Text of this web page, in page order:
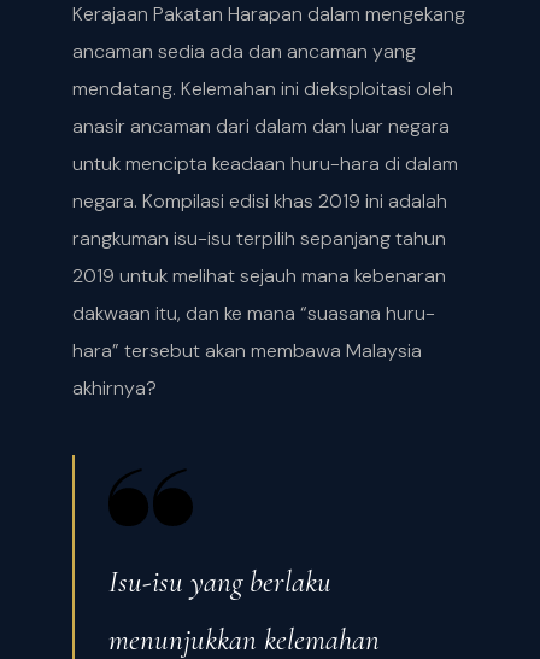
Kerajaan Pakatan Harapan dalam mengekang
ancaman sedia ada dan ancaman yang
mendatang. Kelemahan ini dieksploitasi oleh
anasir ancaman dari dalam dan luar negara
untuk mencipta keadaan huru-hara di dalam
negara. Kompilasi edisi khas 2019 ini adalah
rangkuman isu-isu terpilih sepanjang tahun
2019 untuk melihat sejauh mana kebenaran
dakwaan itu, dan ke mana “suasana huru-
hara” tersebut akan membawa Malaysia
akhirnya?
Isu-isu yang berlaku
menunjukkan kelemahan